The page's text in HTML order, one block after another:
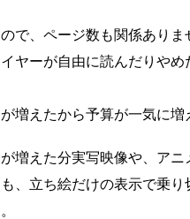
で、ページ数も関係ありま
ヤーが自由に読んだりや
増えたから予算が一気に増
増えた分実写映像や、アニ
、立ち絵だけの表示で乗